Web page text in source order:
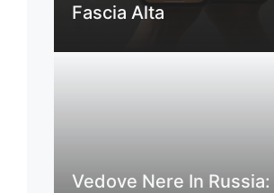
Fascia Alta
Vedove Nere In Russia: